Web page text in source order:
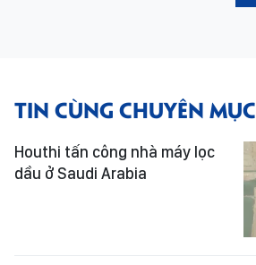
TIN CÙNG CHUYÊN MỤC
Houthi tấn công nhà máy lọc
dầu ở Saudi Arabia